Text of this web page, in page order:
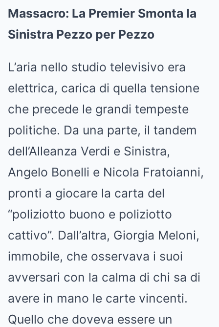
Massacro: La Premier Smonta la
Sinistra Pezzo per Pezzo
L’aria nello studio televisivo era
elettrica, carica di quella tensione
che precede le grandi tempeste
politiche. Da una parte, il tandem
dell’Alleanza Verdi e Sinistra,
Angelo Bonelli e Nicola Fratoianni,
pronti a giocare la carta del
“poliziotto buono e poliziotto
cattivo”. Dall’altra, Giorgia Meloni,
immobile, che osservava i suoi
avversari con la calma di chi sa di
avere in mano le carte vincenti.
Quello che doveva essere un